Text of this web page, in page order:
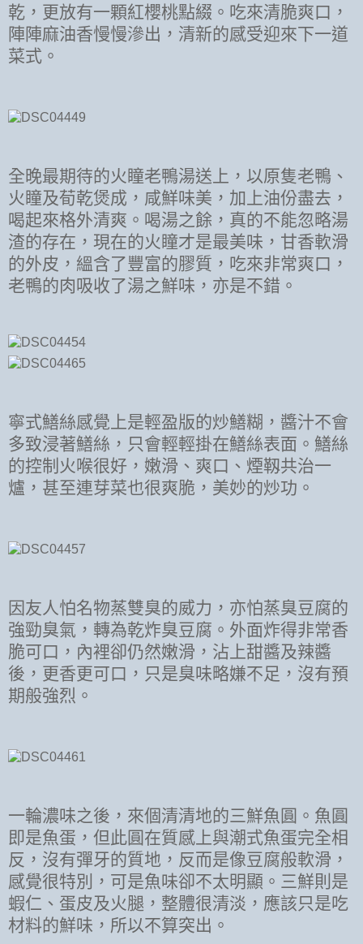
乾，更放有一顆紅櫻桃點綴。吃來清脆爽口，
陣陣麻油香慢慢滲出，清新的感受迎來下一道
菜式。
全晚最期待的火瞳老鴨湯送上，以原隻老鴨、
火瞳及荀乾煲成，咸鮮味美，加上油份盡去，
喝起來格外清爽。喝湯之餘，真的不能忽略湯
渣的存在，現在的火瞳才是最美味，甘香軟滑
的外皮，縕含了豐富的膠質，吃來非常爽口，
老鴨的肉吸收了湯之鮮味，亦是不錯。
寧式鱔絲感覺上是輕盈版的炒鱔糊，醬汁不會
多致浸著鱔絲，只會輕輕掛在鱔絲表面。鱔絲
的控制火喉很好，嫩滑、爽口、煙靱共治一
爐，甚至連芽菜也很爽脆，美妙的炒功。
因友人怕名物蒸雙臭的威力，亦怕蒸臭豆腐的
強勁臭氣，轉為乾炸臭豆腐。外面炸得非常香
脆可口，內裡卻仍然嫩滑，沾上甜醬及辣醬
後，更香更可口，只是臭味略嫌不足，沒有預
期般強烈。
一輪濃味之後，來個清清地的三鮮魚圓。魚圓
即是魚蛋，但此圓在質感上與潮式魚蛋完全相
反，沒有彈牙的質地，反而是像豆腐般軟滑，
感覺很特別，可是魚味卻不太明顯。三鮮則是
蝦仁、蛋皮及火腿，整體很清淡，應該只是吃
材料的鮮味，所以不算突出。